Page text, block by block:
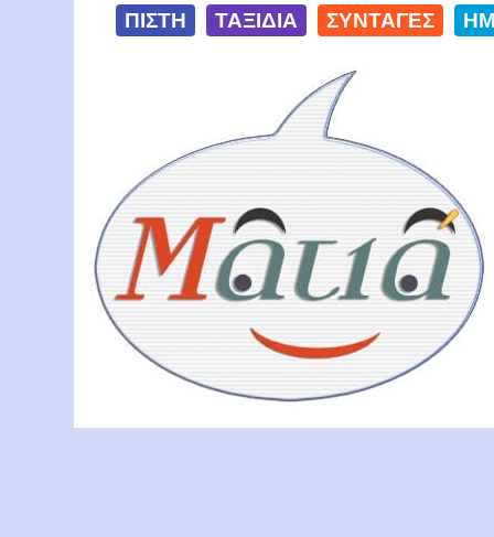
ΠΙΣΤΗ ΤΑΞΙΔΙΑ ΣΥΝΤΑΓΕΣ